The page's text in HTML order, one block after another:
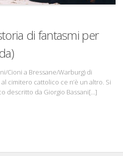
di fantasmi per
Cioni a Bressane/Warburg) di
cimitero cattolico ce n’è un altro. Si
descritto da Giorgio Bassani[…]